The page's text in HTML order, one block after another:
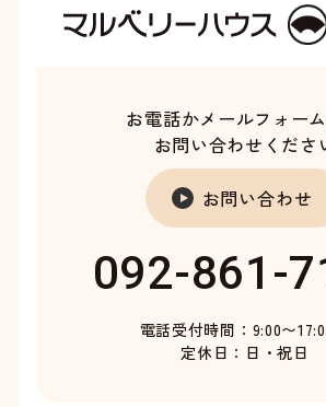
お電話かメールフォー
お問い合わせくださ
お問い合わせ
092-861-
電話受付時間：9:00〜
定休日：日・祝日